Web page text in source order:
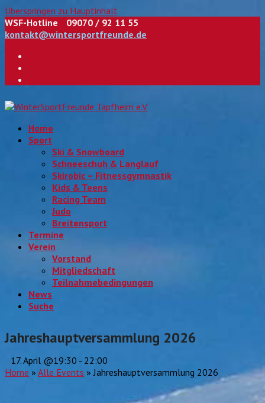
Überspringen zu Hauptinhalt
WSF-Hotline
09070 / 92 11 55
kontakt@wintersportfreunde.de
Home
Sport
Ski & Snowboard
Schneeschuh & Langlauf
Skirobic – Fitnessgymnastik
Kids & Teens
Racing Team
Judo
Breitensport
Termine
Verein
Vorstand
Mitgliedschaft
Teilnahmebedingungen
News
Suche
Jahreshauptversammlung 2026
17. April @19:30 - 22:00
Home » Alle Events »Jahreshauptversammlung 2026